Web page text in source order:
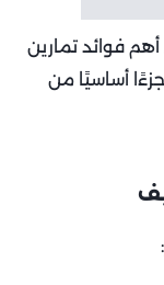
فوائد تمارين
أساسيًا من